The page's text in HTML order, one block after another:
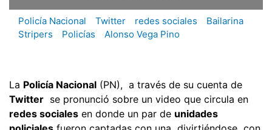
Policía Nacional Twitter redes sociales
Bailarina
Stripers
Policías Alonso Vega Pino
La Policía Nacional (PN), a través de su cuenta de
Twitter se pronunció sobre un video que circula en
redes sociales en donde un par de unidades